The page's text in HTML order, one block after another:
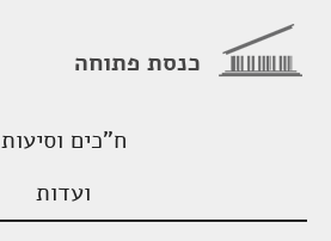
כנסת פתוחה
ח"כים וסיעות
ועדות